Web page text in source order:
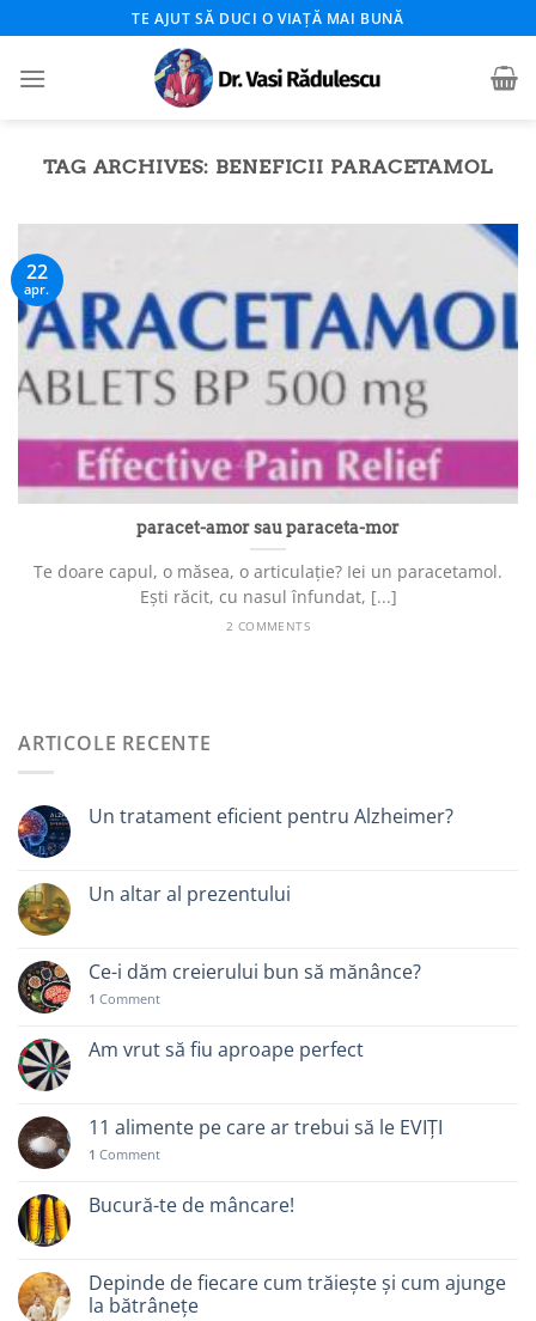
to
content
TE AJUT SĂ DUCI O VIAȚĂ MAI BUNĂ
TAG ARCHIVES: BENEFICII PARACETAMOL
paracet-amor sau paraceta-mor
Te doare capul, o măsea, o articulație? Iei un paracetamol.
Ești răcit, cu nasul înfundat, [...]
2 COMMENTS
22
apr.
ARTICOLE RECENTE
Un tratament eficient pentru Alzheimer?
Un altar al prezentului
Ce-i dăm creierului bun să mănânce?
1 Comment
Am vrut să fiu aproape perfect
11 alimente pe care ar trebui să le EVIȚI
1 Comment
Bucură-te de mâncare!
Depinde de fiecare cum trăiește și cum ajunge
la bătrânețe